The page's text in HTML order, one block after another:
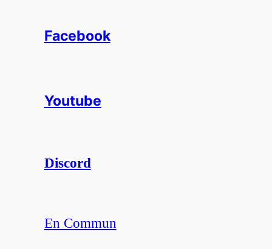
Facebook
Youtube
Discord
En Commun